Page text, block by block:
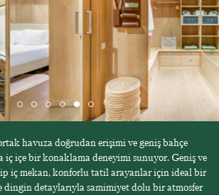
havuza doğrudan erişimi ve geniş bahçe
iç içe bir konaklama deneyimi sunuyor. Geniş ve
iç mekan, konforlu tatil arayanlar için ideal bir
dingin detaylarıyla samimiyet dolu bir atmosfer